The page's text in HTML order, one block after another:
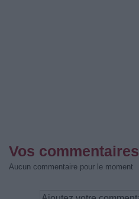
Vos commentaires
Aucun commentaire pour le moment